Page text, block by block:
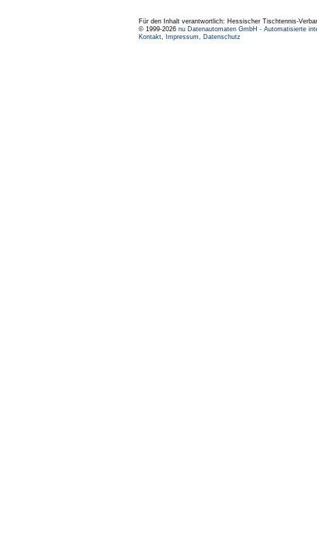
Für den Inhalt verantwortlich: Hessischer Tischtennis-
© 1999-2026 nu Datenautomaten GmbH - Automatisierte
Kontakt, Impressum, Datenschutz